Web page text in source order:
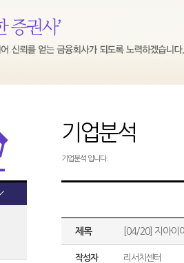
기업분석
기업분석 입니다.
제목 [04/20] 지아이
작성자 리서치센터